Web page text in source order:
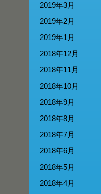
2019年3月
2019年2月
2019年1月
2018年12月
2018年11月
2018年10月
2018年9月
2018年8月
2018年7月
2018年6月
2018年5月
2018年4月